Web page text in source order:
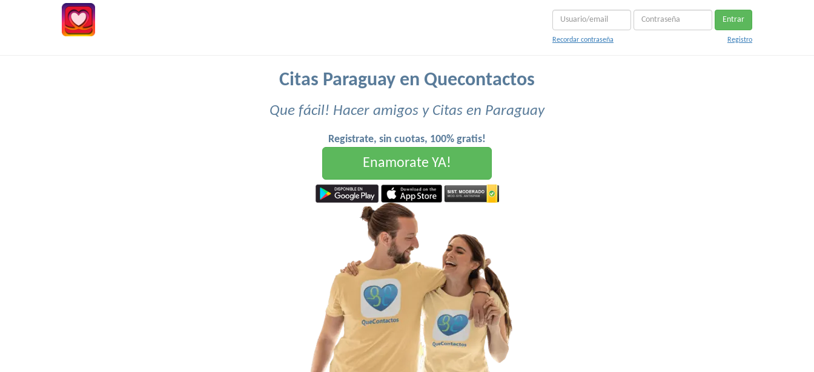
Entrar
Recordar contraseña Registro
Citas Paraguay en Quecontactos
Que fácil! Hacer amigos y Citas en Paraguay
Registrate, sin cuotas, 100% gratis!
Enamorate YA!